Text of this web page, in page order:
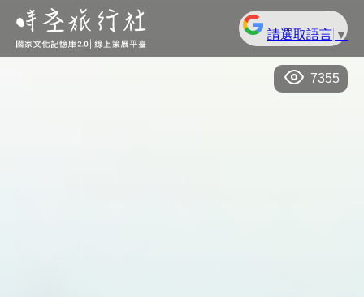
請選取語言 ▼
7355